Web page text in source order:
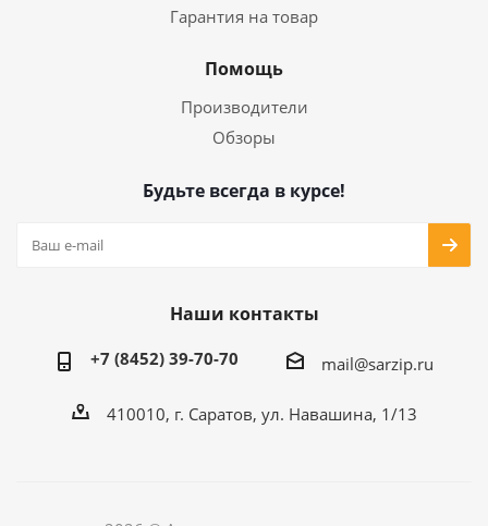
Гарантия на товар
Помощь
Производители
Обзоры
Будьте всегда в курсе!
Наши контакты
+7 (8452) 39-70-70 mail@sarzip.ru
410010, г. Саратов, ул. Навашина, 1/13